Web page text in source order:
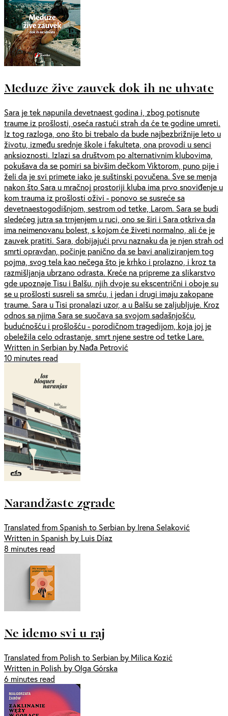
Meduze žive zauvek dok ih ne uhvate
Sara je tek napunila devetnaest godina i, zbog potisnute
traume iz prošlosti, oseća rastući strah da će te godine umreti.
Iz tog razloga, ono što bi trebalo da bude najbezbrižnije leto u
životu, između srednje škole i fakulteta, ona provodi u senci
anksioznosti. Izlazi sa društvom po alternativnim klubovima,
pokušava da se pomiri sa bivšim dečkom Viktorom, puno pije i
želi da je svi primete iako je suštinski povučena. Sve se menja
nakon što Sara u mračnoj prostoriji kluba ima prvo snoviđenje u
kom trauma iz prošlosti oživi - ponovo se susreće sa
devetnaestogodišnjom, sestrom od tetke, Larom. Sara se budi
sledećeg jutra sa trnjenjem u ruci, ono se širi i Sara otkriva da
ima neimenovanu bolest, s kojom će živeti normalno, ali će je
zauvek pratiti. Sara, dobijajući prvu naznaku da je njen strah od
smrti opravdan, počinje panično da se bavi analiziranjem tog
pojma, svog tela kao nečega što je krhko i prolazno, i kroz ta
razmišljanja ubrzano odrasta. Kreće na pripreme za slikarstvo
gde upoznaje Tisu i Balšu, njih dvoje su ekscentrični i oboje su
se u prošlosti susreli sa smrću, i jedan i drugi imaju zakopane
traume. Sara u Tisi pronalazi uzor, a u Balšu se zaljubljuje. Kroz
odnos sa njima Sara se suočava sa svojom sadašnjošću,
budućnošću i prošlošću - porodičnom tragedijom, koja joj je
obeležila celo odrastanje, smrt njene sestre od tetke Lare.
Written in Serbian by Nađa Petrović
10 minutes read
Narandžaste zgrade
Translated from Spanish to Serbian by Irena Selaković
Written in Spanish by Luis Díaz
8 minutes read
Ne idemo svi u raj
Translated from Polish to Serbian by Milica Kozić
Written in Polish by Olga Górska
6 minutes read